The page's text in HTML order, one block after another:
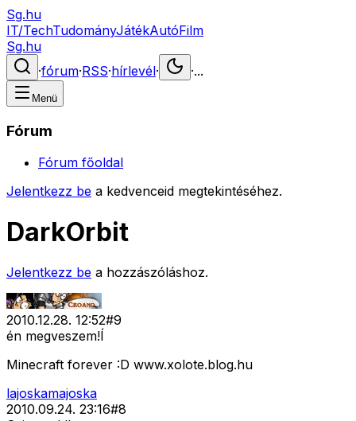
Sg.hu
IT/TechTudományJátékAutóFilm
Sg.hu
·fórum·RSS·hírlevél· ·...
Menü
Fórum
Fórum főoldal
Jelentkezz be a kedvenceid megtekintéséhez.
DarkOrbit
Jelentkezz be a hozzászóláshoz.
2010.12.28. 12:52#9
én megveszem!Í
Minecraft forever :D www.xolote.blog.hu
lajoskamajoska
2010.09.24. 23:16#8